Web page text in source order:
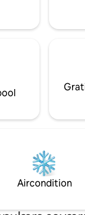
et øjebliks gåtur
caféer og barer.
er perfekt
der er en
personer. Køkkenet
og er
med køleskab,
Sengetøj og
* Bluetooth-
Loftsventilator *
* Strygejern
Aircondition